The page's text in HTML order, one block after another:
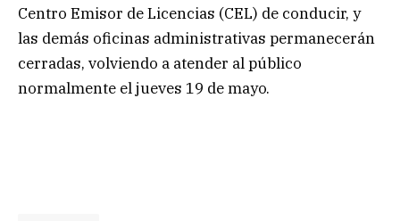
Centro Emisor de Licencias (CEL) de conducir, y
las demás oficinas administrativas permanecerán
cerradas, volviendo a atender al público
normalmente el jueves 19 de mayo.